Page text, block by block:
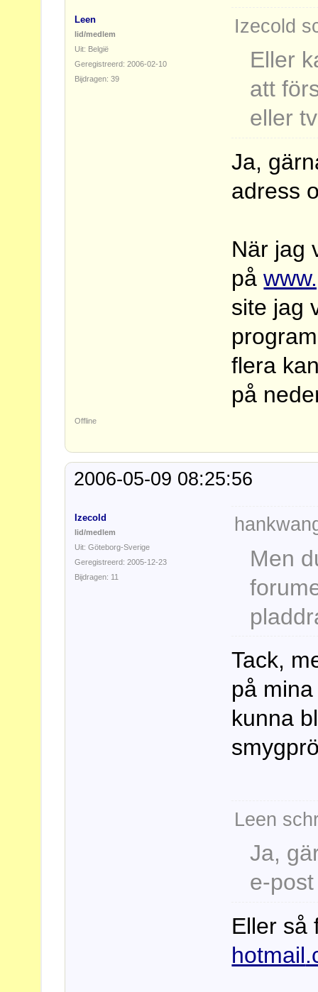
Leen
lid/medlem
Uit: België
Geregistreerd: 2006-02-10
Bijdragen: 39
Izecold
Eller
att
eller
Ja,
adress
När jag
på
site jag
flera
på
Offline
2006-05-09 08:25:56
Izecold
lid/medlem
Uit: Göteborg-Sverige
Geregistreerd: 2005-12-23
Bijdragen: 11
Men
Tack,
på
kunna
Leen
Ja,
e-
Eller så
hotmail